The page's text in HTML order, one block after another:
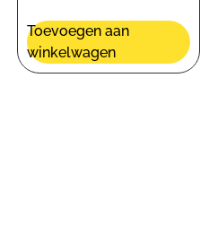
Toevoegen aan
winkelwagen